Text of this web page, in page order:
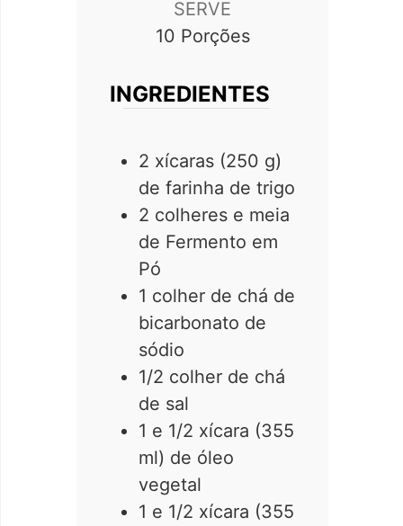
SERVE
10 Porções
INGREDIENTES
2 xícaras (250 g)
de farinha de trigo
2 colheres e meia
de Fermento em
Pó
1 colher de chá de
bicarbonato de
sódio
1/2 colher de chá
de sal
1 e 1/2 xícara (355
ml) de óleo
vegetal
1 e 1/2 xícara (355